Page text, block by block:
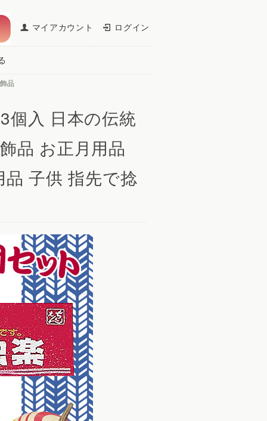
マイアカウント ログイン
品
入 日本の伝統
品 お正月用品
子供 指先で捻